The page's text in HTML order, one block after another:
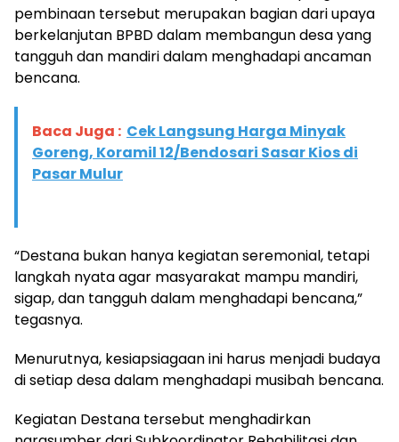
pembinaan tersebut merupakan bagian dari upaya
berkelanjutan BPBD dalam membangun desa yang
tangguh dan mandiri dalam menghadapi ancaman
bencana.
Baca Juga : Cek Langsung Harga Minyak
Goreng, Koramil 12/Bendosari Sasar Kios di
Pasar Mulur
“Destana bukan hanya kegiatan seremonial, tetapi
langkah nyata agar masyarakat mampu mandiri,
sigap, dan tangguh dalam menghadapi bencana,”
tegasnya.
Menurutnya, kesiapsiagaan ini harus menjadi budaya
di setiap desa dalam menghadapi musibah bencana.
Kegiatan Destana tersebut menghadirkan